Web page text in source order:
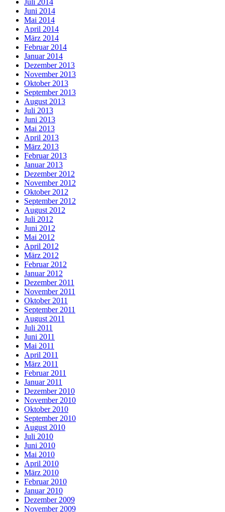
Juli 2014
Juni 2014
Mai 2014
April 2014
März 2014
Februar 2014
Januar 2014
Dezember 2013
November 2013
Oktober 2013
September 2013
August 2013
Juli 2013
Juni 2013
Mai 2013
April 2013
März 2013
Februar 2013
Januar 2013
Dezember 2012
November 2012
Oktober 2012
September 2012
August 2012
Juli 2012
Juni 2012
Mai 2012
April 2012
März 2012
Februar 2012
Januar 2012
Dezember 2011
November 2011
Oktober 2011
September 2011
August 2011
Juli 2011
Juni 2011
Mai 2011
April 2011
März 2011
Februar 2011
Januar 2011
Dezember 2010
November 2010
Oktober 2010
September 2010
August 2010
Juli 2010
Juni 2010
Mai 2010
April 2010
März 2010
Februar 2010
Januar 2010
Dezember 2009
November 2009